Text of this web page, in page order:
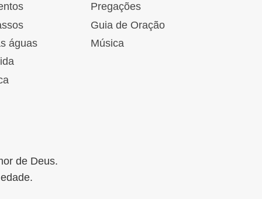
águas
Pregações
Guia de Oração
Música
de Deus.